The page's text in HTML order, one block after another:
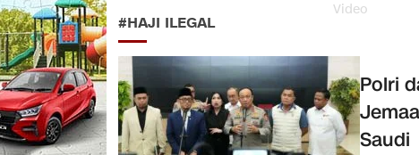
Video
#HAJI ILEGAL
Polri
Saudi